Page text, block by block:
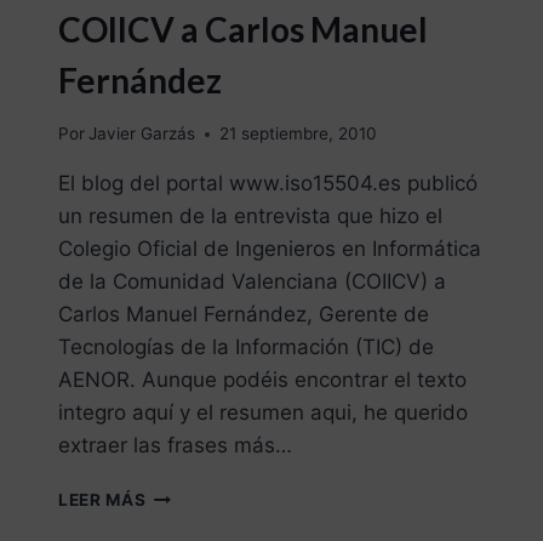
COIICV a Carlos Manuel
Fernández
Por Javier Garzás 21 septiembre, 2010
El blog del portal www.iso15504.es publicó
un resumen de la entrevista que hizo el
Colegio Oficial de Ingenieros en Informática
de la Comunidad Valenciana (COIICV) a
Carlos Manuel Fernández, Gerente de
Tecnologías de la Información (TIC) de
AENOR. Aunque podéis encontrar el texto
integro aquí y el resumen aqui, he querido
extraer las frases más…
LEER MÁS